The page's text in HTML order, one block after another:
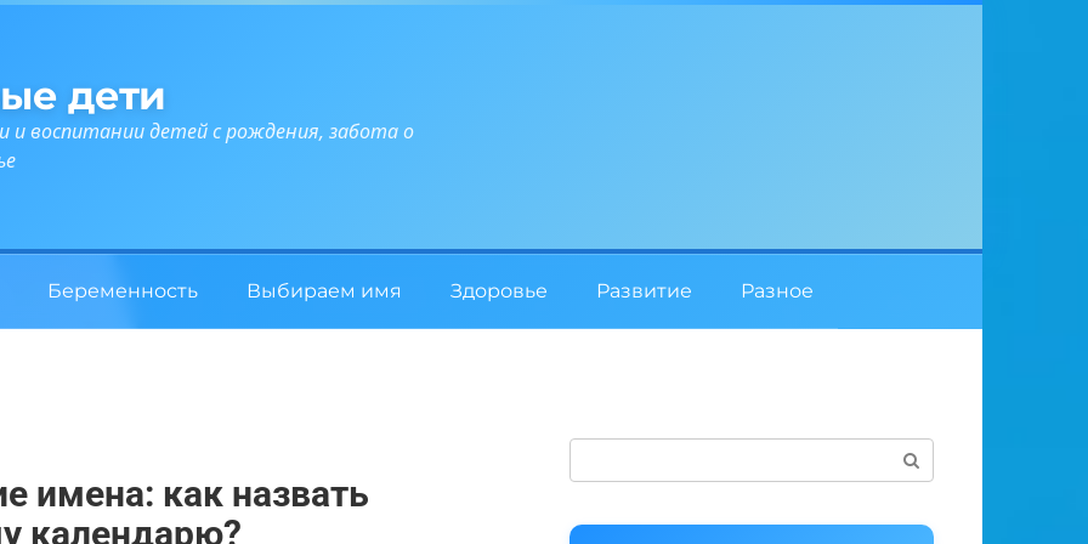
дети
и воспитании детей с рождения, забота о
Беременность Выбираем имя Здоровье Развитие Разное
имена: как назвать
календарю?